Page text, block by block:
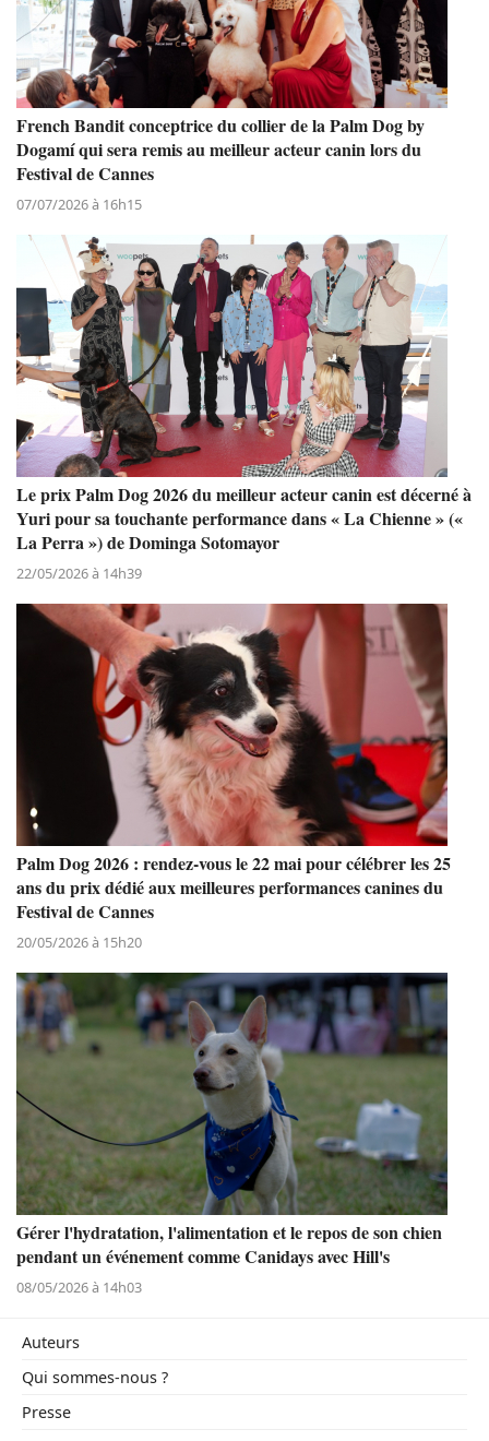
French Bandit conceptrice du collier de la Palm Dog by
Dogamí qui sera remis au meilleur acteur canin lors du
Festival de Cannes
07/07/2026 à 16h15
Le prix Palm Dog 2026 du meilleur acteur canin est décerné à
Yuri pour sa touchante performance dans « La Chienne » («
La Perra ») de Dominga Sotomayor
22/05/2026 à 14h39
Palm Dog 2026 : rendez-vous le 22 mai pour célébrer les 25
ans du prix dédié aux meilleures performances canines du
Festival de Cannes
20/05/2026 à 15h20
Gérer l'hydratation, l'alimentation et le repos de son chien
pendant un événement comme Canidays avec Hill's
08/05/2026 à 14h03
Auteurs
Qui sommes-nous ?
Presse